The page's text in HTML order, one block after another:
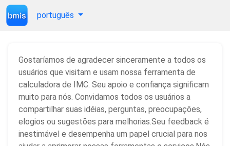
português
Gostaríamos de agradecer sinceramente a todos os
usuários que visitam e usam nossa ferramenta de
calculadora de IMC. Seu apoio e confiança significam
muito para nós. Convidamos todos os usuários a
compartilhar suas idéias, perguntas, preocupações,
elogios ou sugestões para melhorias.Seu feedback é
inestimável e desempenha um papel crucial para nos